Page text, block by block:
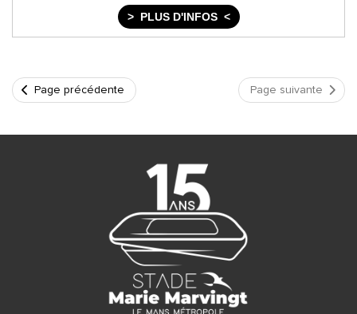
PLUS D'INFOS
Page précédente Page suivante